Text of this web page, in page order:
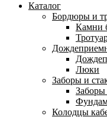
Каталог
Бордюры и
Камни
Люки
Заборы и
Заборы
Колодцы